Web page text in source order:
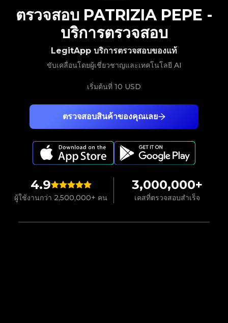
4.9
ผู้ใช้งานกว่า 2,500,000+ คน
3,000,000+
เคสที่ตรวจสอบสำเร็จ
ตรวจสอบสินค้าของคุณเลย
LegitApp บริการตรวจสอบของแท้
ขับเคลื่อนโดยผู้เชี่ยวชาญและเทคโนโลยี AI
เริ่มต้นที่ 10 USD
ตรวจสอบ PATRIZIA PEPE -
บริการตรวจสอบ